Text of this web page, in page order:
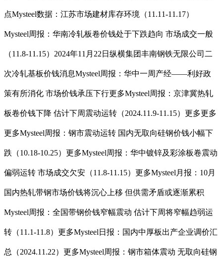
点Mysteel数据：江苏市场建材库存环境（11.11-11.17）
Mysteel周报：华南冷轧板卷价钱处于下跌趋向 市场成交一般
（11.8-11.15）2024年11月22日纵横集团丰南钢铁无限公司二
次冷轧基板价钱消息Mysteel周报：华中一周产经——利好政
策有所消化 市场价钱承压下行更多Mysteel周报：京津冀热轧
板卷价钱下降 估计下周震动运转（2024.11.9-11.15）更多更多
更多Mysteel周报：钢市震动运转 国内无取向硅钢价钱小幅下
跌（10.18-10.25）更多Mysteel周报：华中镀锌及彩涂板卷震动
偏弱运转 市场成交欠安（11.8-11.15）更多Mysteel月报：10月
国内热轧带钢市场价钱将沉心上移 但供需矛盾或逐渐累积
Mysteel周报：全国带钢价钱窄幅震动 估计下周将窄幅趋弱运
转（11.1-11.8）更多Mysteel日报：国内中厚板出产企业调价汇
总（2024.11.22）更多Mysteel周报：钢市箱体震动 无取向硅钢